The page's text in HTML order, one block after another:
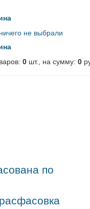
не выбрали
0 шт., на сумму: 0
по